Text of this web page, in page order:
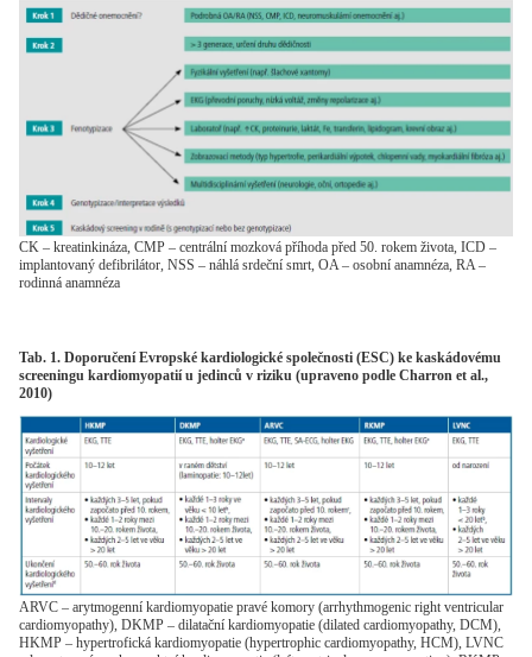
CK – kreatinkináza, CMP – centrální mozková příhoda před 50. rokem života, ICD –
implantovaný defibrilátor, NSS – náhlá srdeční smrt, OA – osobní anamnéza, RA –
rodinná anamnéza
Tab. 1. Doporučení Evropské kardiologické společnosti (ESC) ke kaskádovému
screeningu kardiomyopatií u jedinců v riziku (upraveno podle Charron et al.,
2010)
ARVC – arytmogenní kardiomyopatie pravé komory (arrhythmogenic right ventricular
cardiomyopathy), DKMP – dilatační kardiomyopatie (dilated cardiomyopathy, DCM),
HKMP – hypertrofická kardiomyopatie (hypertrophic cardiomyopathy, HCM), LVNC